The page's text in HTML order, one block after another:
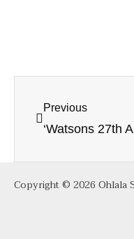
Previous
Copyright © 2026 Ohlala